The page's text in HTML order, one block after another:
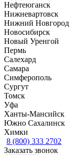
Нефтеюганск
Нижневартовск
Нижний Новгород
Новосибирск
Новый Уренгой
Пермь
Салехард
Самара
Симферополь
Сургут
Томск
Уфа
Ханты-Мансийск
Южно Сахалинск
Химки
8 (800) 333 2702
Заказать звонок